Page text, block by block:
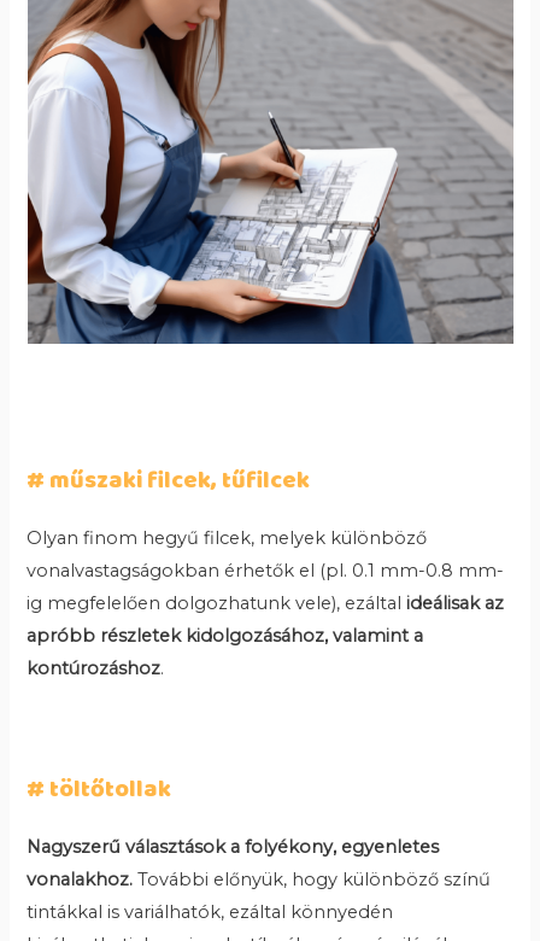
# műszaki filcek, tűfilcek
Olyan finom hegyű filcek, melyek különböző
vonalvastagságokban érhetők el (pl. 0.1 mm-0.8 mm-
ig megfelelően dolgozhatunk vele), ezáltal ideálisak az
apróbb részletek kidolgozásához, valamint a
kontúrozáshoz.
# töltőtollak
Nagyszerű választások a folyékony, egyenletes
vonalakhoz. További előnyük, hogy különböző színű
tintákkal is variálhatók, ezáltal könnyedén